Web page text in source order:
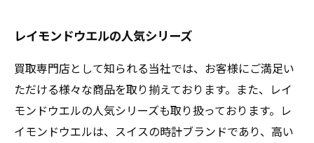
レイモンドウエルの人気シリーズ
買取専門店として知られる当社では、お客様にご満足い
ただける様々な商品を取り揃えております。また、レイ
モンドウエルの人気シリーズも取り扱っております。レ
イモンドウエルは、スイスの時計ブランドであり、高い